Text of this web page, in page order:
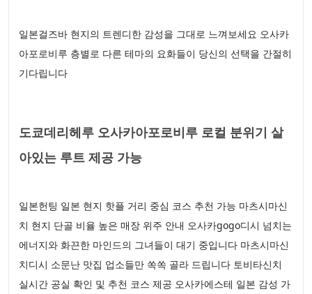
일본걸즈바 현지의 트렌디한 감성을 그대로 느껴보세요 오사카
아포로비루 층별로 다른 테마의 요화들이 당신의 선택을 간절히
기다립니다
도쿄데리헤루 오사카아포로비루 로컬 분위기 살
아있는 루트 제공 가능
일본헌팅 일본 현지 핫플 거리 중심 코스 추천 가능 마츠시마신
치 현지 단골 비율 높은 매장 위주 안내 오사카gogo디시 넘치는
에너지와 화끈한 마인드의 그녀들이 대기 중입니다 마츠시마신
치디시 소문난 맛집 업소들만 쏙쏙 골라 드립니다 토비타신치
실시간 공실 확인 및 추천 코스 제공 오사카에스테 일본 감성 가